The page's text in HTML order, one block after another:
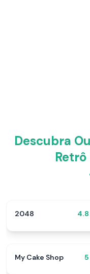
Descubra
2048 4.8
My Cake Shop 5